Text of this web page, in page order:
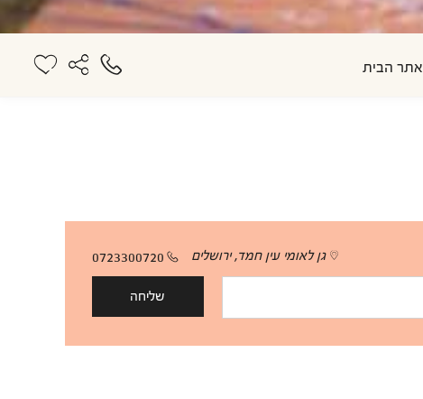
אתר הבית
גן לאומי עין חמד, ירושלים 0723300720
שליחה